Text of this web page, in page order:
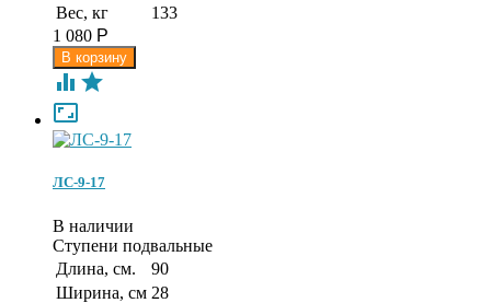
Вес, кг
133
1 080 Р
 

ЛС-9-17
В наличии
Ступени подвальные
Длина, см.
90
Ширина, см 28